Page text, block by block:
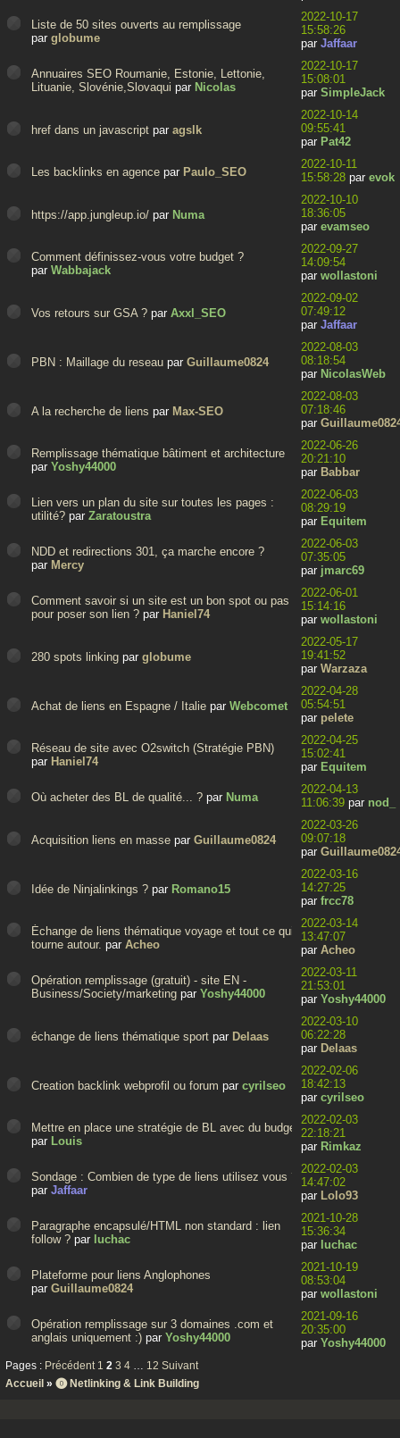
Liste de 50 sites ouverts au remplissage
parglobume
2022-10-17
15:58:26
par Jaffaar
Annuaires SEO Roumanie, Estonie, Lettonie,
Lituanie, Slovénie,Slovaqui par Nicolas
2022-10-17
15:08:01
par SimpleJack
href dans un javascript paragslk
2022-10-14
09:55:41
par Pat42
Les backlinks en agence par Paulo_SEO
2022-10-11
15:58:28 par evok
https://app.jungleup.io/ par Numa
2022-10-10
18:36:05
par evamseo
Comment définissez-vous votre budget ?
parWabbajack
2022-09-27
14:09:54
par wollastoni
Vos retours sur GSA ? parAxxl_SEO
2022-09-02
07:49:12
par Jaffaar
PBN : Maillage du reseau parGuillaume0824
2022-08-03
08:18:54
par NicolasWeb
A la recherche de liens par Max-SEO
2022-08-03
07:18:46
par
Remplissage thématique bâtiment et architecture
parYoshy44000
2022-06-26
20:21:10
par Babbar
Lien vers un plan du site sur toutes les pages :
utilité? parZaratoustra
2022-06-03
08:29:19
par Equitem
NDD et redirections 301, ça marche encore ?
par Mercy
2022-06-03
07:35:05
par jmarc69
Comment savoir si un site est un bon spot ou pas
pour poser son lien ? par Haniel74
2022-06-01
15:14:16
par wollastoni
280 spots linking parglobume
2022-05-17
19:41:52
par Warzaza
Achat de liens en Espagne / Italie parWebcomet
2022-04-28
05:54:51
par pelete
Réseau de site avec O2switch (Stratégie PBN)
par Haniel74
2022-04-25
15:02:41
par Equitem
Où acheter des BL de qualité... ? par Numa
2022-04-13
11:06:39 par nod_
Acquisition liens en masse parGuillaume0824
2022-03-26
09:07:18
par
Idée de Ninjalinkings ? par Romano15
2022-03-16
14:27:25
par frcc78
Échange de liens thématique voyage et tout ce qui
tourne autour. parAcheo
2022-03-14
13:47:07
par Acheo
Opération remplissage (gratuit) - site EN -
Business/Society/marketing parYoshy44000
2022-03-11
21:53:01
par Yoshy44000
échange de liens thématique sport par Delaas
2022-03-10
06:22:28
par Delaas
Creation backlink webprofil ou forum parcyrilseo
2022-02-06
18:42:13
par cyrilseo
Mettre en place une stratégie de BL avec du budget
par Louis
2022-02-03
22:18:21
par Rimkaz
Sondage : Combien de type de liens utilisez vous ?
parJaffaar
2022-02-03
14:47:02
par Lolo93
Paragraphe encapsulé/HTML non standard : lien
follow ? par luchac
2021-10-28
15:36:34
par luchac
Plateforme pour liens Anglophones
parGuillaume0824
2021-10-19
08:53:04
par wollastoni
Opération remplissage sur 3 domaines .com et
anglais uniquement :) parYoshy44000
2021-09-16
20:35:00
par Yoshy44000
Pages : Précédent 1 2 3 4 … 12 Suivant
Accueil » ⓿ Netlinking & Link Building